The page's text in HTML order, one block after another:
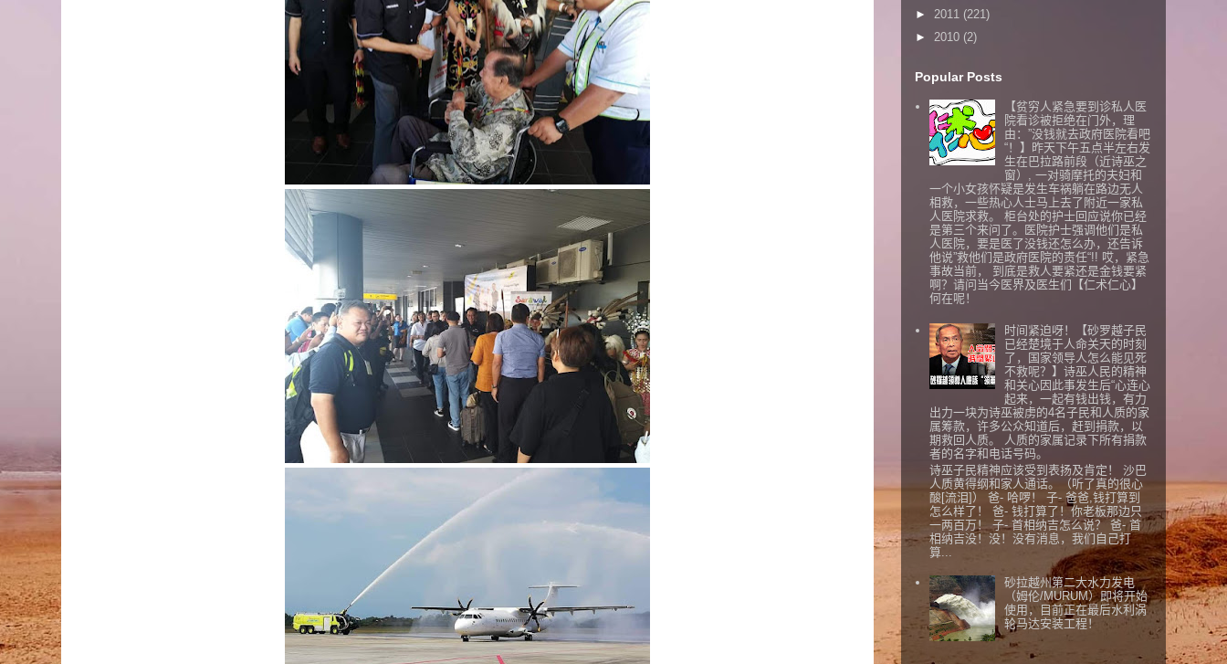
► 2011 (221)
► 2010 (2)
Popular Posts
【贫穷人紧急要到诊私人医
院看诊被拒绝在门外，理
由：”没钱就去政府医院看吧
“！】昨天下午五点半左右发
生在巴拉路前段（近诗巫之
窗）, 一对骑摩托的夫妇和
一个小女孩怀疑是发生车祸躺在路边无人
相救，一些热心人士马上去了附近一家私
人医院求救。 柜台处的护士回应说你已经
是第三个来问了。医院护士强调他们是私
人医院，要是医了没钱还怎么办，还告诉
他说”救他们是政府医院的责任“!! 哎，紧急
事故当前， 到底是救人要紧还是金钱要紧
啊？请问当今医界及医生们【仁术仁心】
何在呢！
时间紧迫呀！【砂罗越子民
已经楚境于人命关天的时刻
了，国家领导人怎么能见死
不救呢？】诗巫人民的精神
和关心因此事发生后“心连心
起来，一起有钱出钱，有力
出力一块为诗巫被虏的4名子民和人质的家
属筹款，许多公众知道后，赶到捐款，以
期救回人质。 人质的家属记录下所有捐款
者的名字和电话号码。
诗巫子民精神应该受到表扬及肯定！ 沙巴
人质黄得纲和家人通话。（听了真的很心
酸[流泪]） 爸- 哈啰！ 子- 爸爸,钱打算到
怎么样了！ 爸- 钱打算了！你老板那边只
一两百万！ 子- 首相纳吉怎么说？ 爸- 首
相纳吉没！没！没有消息，我们自己打
算...
砂拉越州第二大水力发电
（姆伦/MURUM）即将开始
使用，目前正在最后水利涡
轮马达安装工程！